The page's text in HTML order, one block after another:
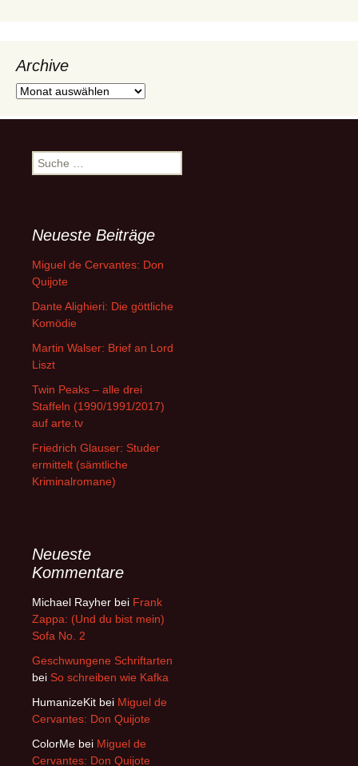
Archive
Archive
Suche
nach:
Neueste Beiträge
Miguel de Cervantes: Don
Quijote
Dante Alighieri: Die göttliche
Komödie
Martin Walser: Brief an Lord
Liszt
Twin Peaks – alle drei
Staffeln (1990/1991/2017)
auf arte.tv
Friedrich Glauser: Studer
ermittelt (sämtliche
Kriminalromane)
Neueste
Kommentare
Michael Rayher bei Frank
Zappa: (Und du bist mein)
Sofa No. 2
Geschwungene Schriftarten
bei So schreiben wie Kafka
HumanizeKit bei Miguel de
Cervantes: Don Quijote
ColorMe bei Miguel de
Cervantes: Don Quijote